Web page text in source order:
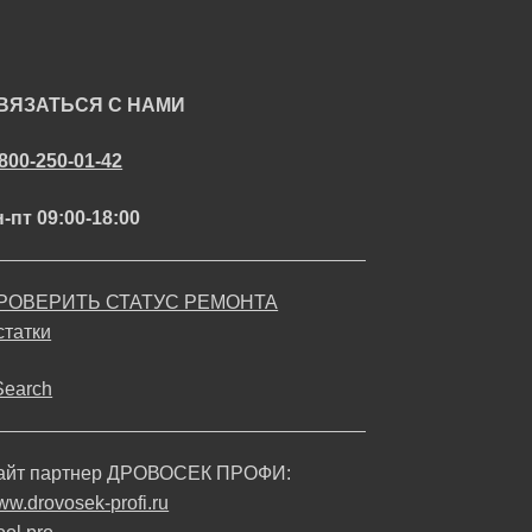
С НАМИ
250-01-42
пт 09:00-18:00
СТАТУС РЕМОНТА
партнер ДРОВОСЕК ПРОФИ:
profi.ru